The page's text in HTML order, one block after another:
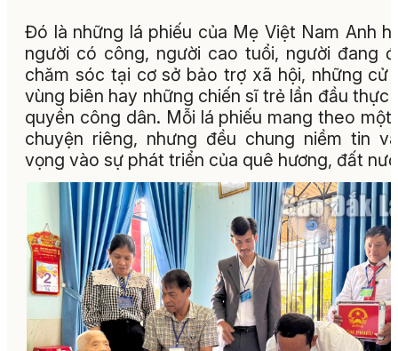
Đó là những lá phiếu của Mẹ Việt Nam Anh
người có công, người cao tuổi, người đang
chăm sóc tại cơ sở bảo trợ xã hội, những cử
vùng biên hay những chiến sĩ trẻ lần đầu thực
quyền công dân. Mỗi lá phiếu mang theo một
chuyện riêng, nhưng đều chung niềm tin
vọng vào sự phát triển của quê hương, đất